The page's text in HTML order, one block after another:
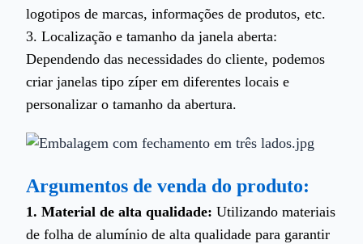
logotipos de marcas, informações de produtos, etc.
3. Localização e tamanho da janela aberta:
Dependendo das necessidades do cliente, podemos
criar janelas tipo zíper em diferentes locais e
personalizar o tamanho da abertura.
Argumentos de venda do produto:
1. Material de alta qualidade: Utilizando materiais
de folha de alumínio de alta qualidade para garantir